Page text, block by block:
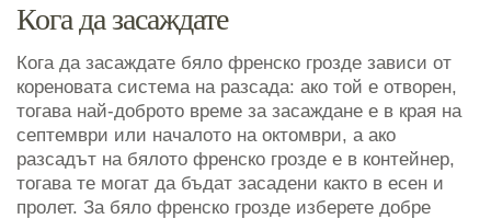
Кога да засаждате
Кога да засаждате бяло френско грозде зависи от
кореновата система на разсада: ако той е отворен,
тогава най-доброто време за засаждане е в края на
септември или началото на октомври, а ако
разсадът на бялото френско грозде е в контейнер,
тогава те могат да бъдат засадени както в есен и
пролет. За бяло френско грозде изберете добре